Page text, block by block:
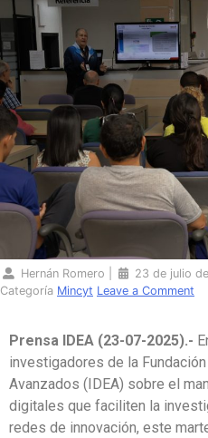
Hernán Romero
23 de julio
Categoría Mincyt Leave a Comment
Prensa IDEA (23-07-2025).-
investigadores de la
Avanzados (IDEA) sobre el
digitales que faciliten la
redes de innovación, este